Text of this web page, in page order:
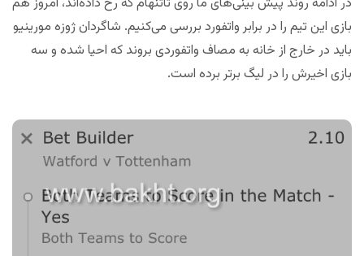
بازی این تیم را در برابر واتفورد بررسی می‌کنیم. شاگردان ژوزه مورینیو
باید در خارج از خانه به مصاف واتفوردی بروند که احیا شده و سه
بازی اخیرش را در لیگ برتر برده است.